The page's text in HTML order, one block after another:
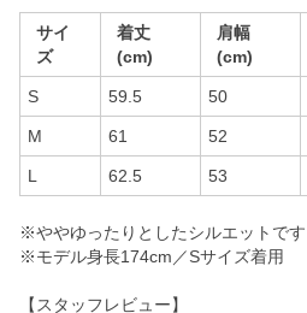
サイ
ズ
着丈
(cm)
肩幅
(cm)
S 59.5 50
M 61 52
L 62.5 53
※ややゆったりとしたシルエットです
※モデル身長174cm／Sサイズ着用
【スタッフレビュー】